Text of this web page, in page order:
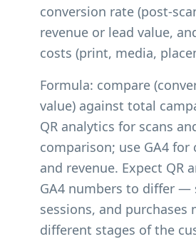
conversion rate (post-
revenue or lead value,
costs (print, media,
Formula: compare
value) against total
QR analytics for scans
comparison; use GA4 for
and revenue. Expect QR
GA4 numbers to differ —
sessions, and purchases
different stages of the